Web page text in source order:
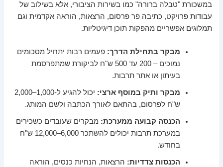
במשכורת "טבלה ברורה" כמו בשירות הציבורי, אלא בשילוב של
עבודות פרויקט, כתיבה פר פרסום, הרצאות, הוראה אקדמית וגם
תמלוגים אפשריים מהפקות תוכן דיגיטליות.
מבקר בתחילת הדרך: פעמים רבות יתחיל מסכומים
נמוכים – 200 עד 500 ש"ח לביקורת שמתפרסמת
בעיתון או אתר תרבות.
מבקר ותיק במוסף ארצי:
יכול להגיע ל-1,000–2,000
ש"ח לפרסום, בהתאם לאורך הכתבה ולשם המותג.
הכנסה קבועה ממערכת: מבקרים שעובדים כשכירים
במערכת תרבות יכולים להשתכר 6,000–12,000 ש"ח
בחודש.
הכנסות צדדיות: הרצאות, הנחיות כנסים, הוראה